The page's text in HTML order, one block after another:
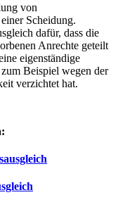
von
Scheidung.
dafür, dass die
Anrechte geteilt
eigenständige
Beispiel wegen der
verzichtet hat.